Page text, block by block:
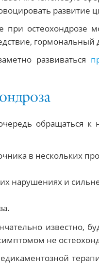
развитие
остеохондрозе
гормональный
развиваться
обращаться к
в нескольких
нарушениях и
известно,
не